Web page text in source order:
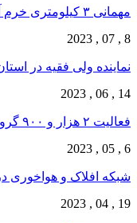
مهمانی ۳ کیلومتری خرم آباد؛ کاری بزرگ با چند نقد کوچک
8 , 07 , 2023
نماینده ولی فقیه در
14 , 06 , 2023
فعالیت ۲ هزار و ۹۰۰ گروه جهادی در لرستان/ افتتاح ۴۰ پروژه…
6 , 05 , 2023
شبکه افلاک و هواخوری
19 , 04 , 2023